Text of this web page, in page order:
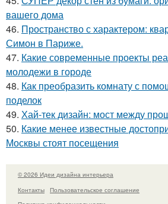
вашего дома
46. Пространство с характером:
Симон в Париже.
47. Какие современные проекты
молодежи в городе
48. Как преобразить комнату с
поделок
49. Хай-тек дизайн: мост между
50. Какие менее известные
Москвы стоят посещения
© 2026 Идеи дизайна интерьера
Контакты
Пользовательское соглашение